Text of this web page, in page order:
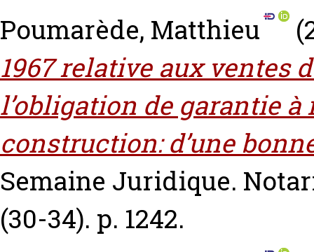
Poumarède, Matthieu
1967 relative aux ventes
l’obligation de garantie à
construction: d’une
Semaine Juridique.
(30-34). p. 1242.